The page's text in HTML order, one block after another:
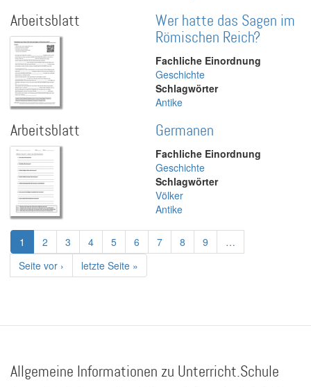
Arbeitsblatt
Wer hatte das Sagen im
Römischen Reich?
Fachliche Einordnung
Geschichte
Schlagwörter
Antike
Arbeitsblatt Germanen
Fachliche Einordnung
Geschichte
Schlagwörter
Völker
Antike
Seitennummerierung
Aktuelle
Seite
1 Page
2 Page
3 Page
4 Page
5 Page
6 Page
7 Page
8 Page
9
…
Nächste
Seite
Seite vor ›
Letzte
Seite
letzte Seite »
Allgemeine Informationen zu Unterricht.Schule